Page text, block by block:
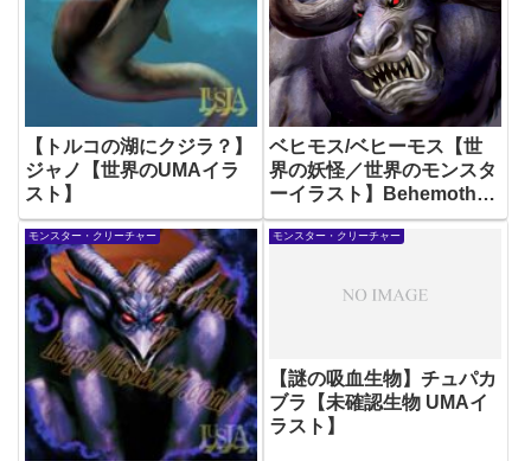
【トルコの湖にクジラ？】
ジャノ【世界のUMAイラ
スト】
ベヒモス/ベヒーモス【世
界の妖怪／世界のモンスタ
ーイラスト】Behemoth
Monster Illustration
モンスター・クリーチャー モンスター・クリーチャー
【謎の吸血生物】チュパカ
ブラ【未確認生物 UMAイ
ラスト】